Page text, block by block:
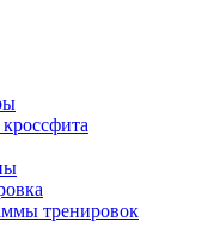
тренировок